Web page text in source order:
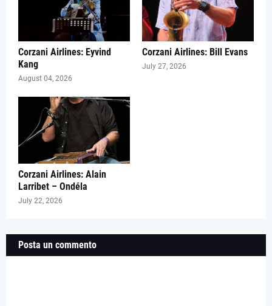
Corzani Airlines: Eyvind
Kang
August 04, 2026
Corzani Airlines: Bill Evans
July 27, 2026
Corzani Airlines: Alain
Larribet – Ondéla
July 22, 2026
Posta un commento